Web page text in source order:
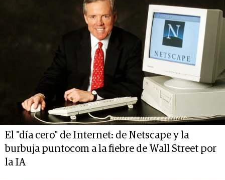
El "día cero" de Internet: de Netscape y la
burbuja puntocom a la fiebre de Wall Street por
la IA